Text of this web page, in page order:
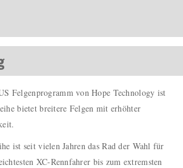
Felgenprogramm von Hope Technology ist
bietet breitere Felgen mit erhöhter
ist seit vielen Jahren das Rad der Wahl für
XC-Rennfahrer bis zum extremsten